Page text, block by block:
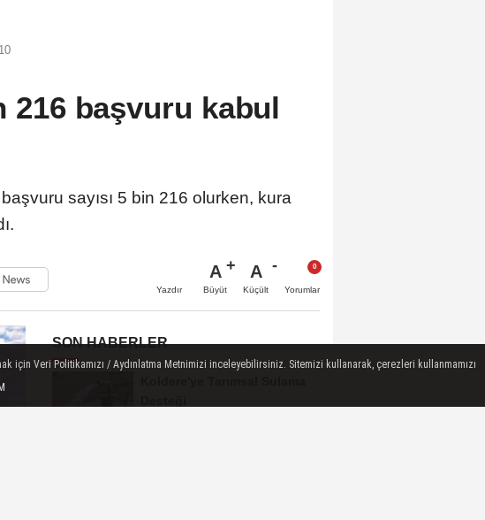
başvuru kabul
sayısı 5 bin 216 olurken, kura
Yazdır
A
Büyüt
A
Küçült Yorumlar
SON HABERLER
için Veri Politikamızı / Aydınlatma Metnimizi inceleyebilirsiniz. Sitemizi kullanarak, çerezleri kullanmamızı